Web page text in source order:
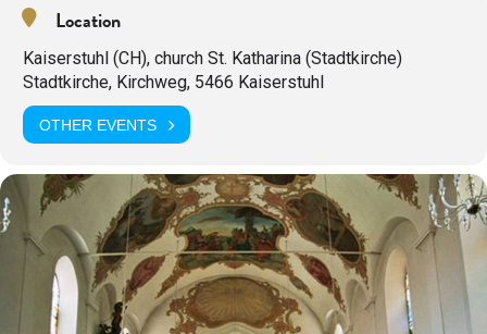
Location
Kaiserstuhl (CH), church St. Katharina (Stadtkirche)
Stadtkirche, Kirchweg, 5466 Kaiserstuhl
OTHER EVENTS